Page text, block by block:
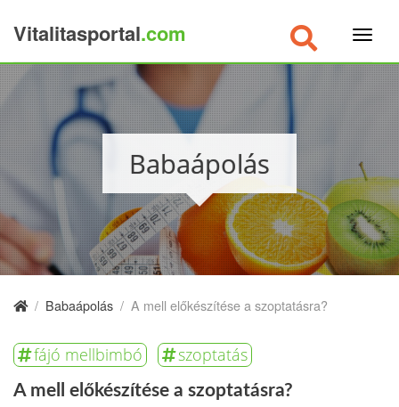
Vitalitasportal.com
Babaápolás
/ Babaápolás / A mell előkészítése a szoptatásra?
fájó mellbimbó szoptatás
A mell előkészítése a szoptatásra?
×